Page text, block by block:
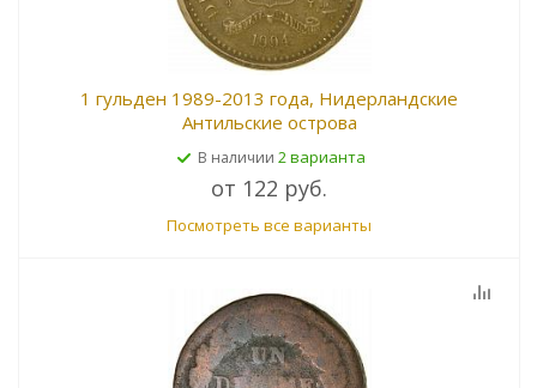
1 гульден 1989-2013 года, Нидерландские
Антильские острова
В наличии 2 варианта
от 122 руб.
Посмотреть все варианты